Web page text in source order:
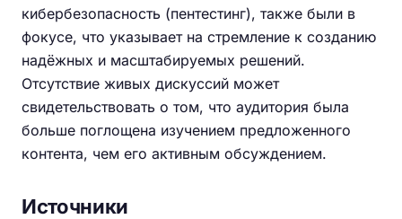
кибербезопасность (пентестинг), также были в
фокусе, что указывает на стремление к созданию
надёжных и масштабируемых решений.
Отсутствие живых дискуссий может
свидетельствовать о том, что аудитория была
больше поглощена изучением предложенного
контента, чем его активным обсуждением.
Источники